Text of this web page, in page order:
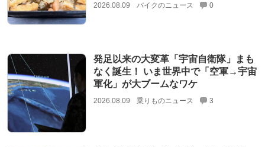
2026.08.09 バイクのニュース 0
発足以来の大変革「宇宙自衛隊」まも
なく誕生！ いま世界中で「空軍→宇宙
軍化」が大ブームなワケ
2026.08.09 乗りものニュース 3